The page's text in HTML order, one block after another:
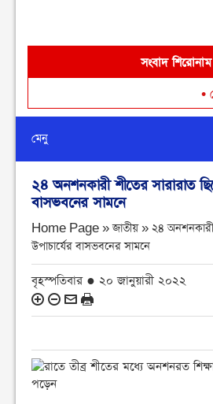
সংবাদ শিরোনাম
মেনু
২৪ অনশনকারী শীতের সারারাত
বাসভবনের সামনে
Home Page » জাতীয় » ২৪ অনশনকারী
উপাচার্যের বাসভবনের সামনে
বৃহস্পতিবার ● ২০ জানুয়ারী ২০২২